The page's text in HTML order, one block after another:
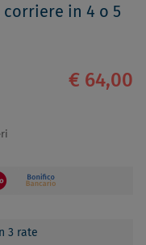
in 4 o 5
€ 64,00
3 rate